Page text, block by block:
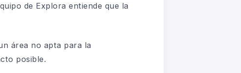
de Explora entiende que la
área no apta para la
posible.